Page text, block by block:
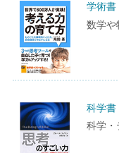
学術書
数学や
科学書
科学・